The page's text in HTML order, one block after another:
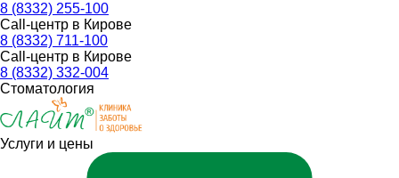
8 (8332) 255-100
Call-центр в Кирове
8 (8332) 711-100
Call-центр в Кирове
8 (8332) 332-004
Стоматология
Услуги и цены